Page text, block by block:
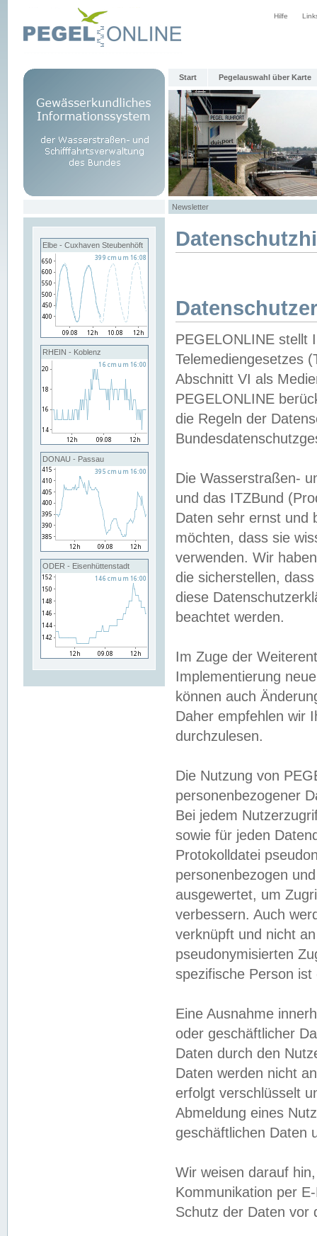
Hilfe
Start Pegelauswahl über Karte
Newsletter
Elbe - Cuxhaven Steubenhöft
RHEIN - Koblenz
DONAU - Passau
ODER - Eisenhüttenstadt
PEGELONLINE stellt
Telemediengesetzes
Abschnitt VI als
PEGELONLINE
die Regeln der
Die Wasserstraßen-
und das ITZBund
Daten sehr ernst und
möchten, dass sie
verwenden. Wir
die sicherstellen,
diese
beachtet werden.
Im Zuge der
Implementierung
können auch
Daher empfehlen wir
durchzulesen.
Die Nutzung von
personenbezogener
Bei jedem
sowie für jeden
Protokolldatei
personenbezogen
ausgewertet, um
verbessern. Auch
verknüpft und nicht
pseudonymisierten
spezifische Person
Eine Ausnahme
oder geschäftlicher
Daten durch den
Daten werden nicht
erfolgt verschlüsselt
Abmeldung eines
geschäftlichen Daten
Wir weisen darauf
Kommunikation per
Schutz der Daten vor